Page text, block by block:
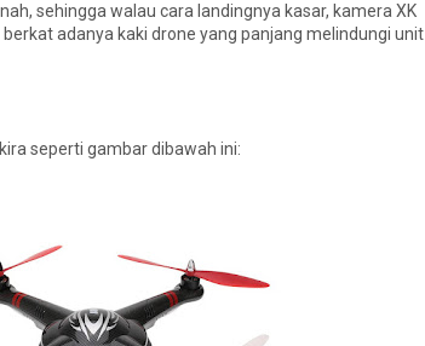
sehingga walau cara landingnya kasar, kamera XK
adanya kaki drone yang panjang melindungi unit
seperti gambar dibawah ini: